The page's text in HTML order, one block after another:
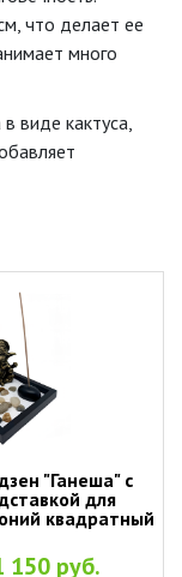
что делает ее
много
виде кактуса,
"Ганеша" с
для
квадратный
150 руб.